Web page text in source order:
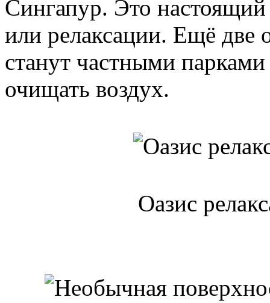
Сингапур. Это настоящий
или релаксации. Ещё
станут частными
очищать воздух.
Оазис